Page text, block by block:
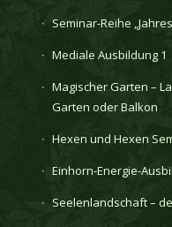
Seminar-Reihe
Mediale Ausbildung 1
Magischer Garten –
Garten oder Balkon
Hexen und Hexen
Einhorn-Energie-
Seelenlandschaft –